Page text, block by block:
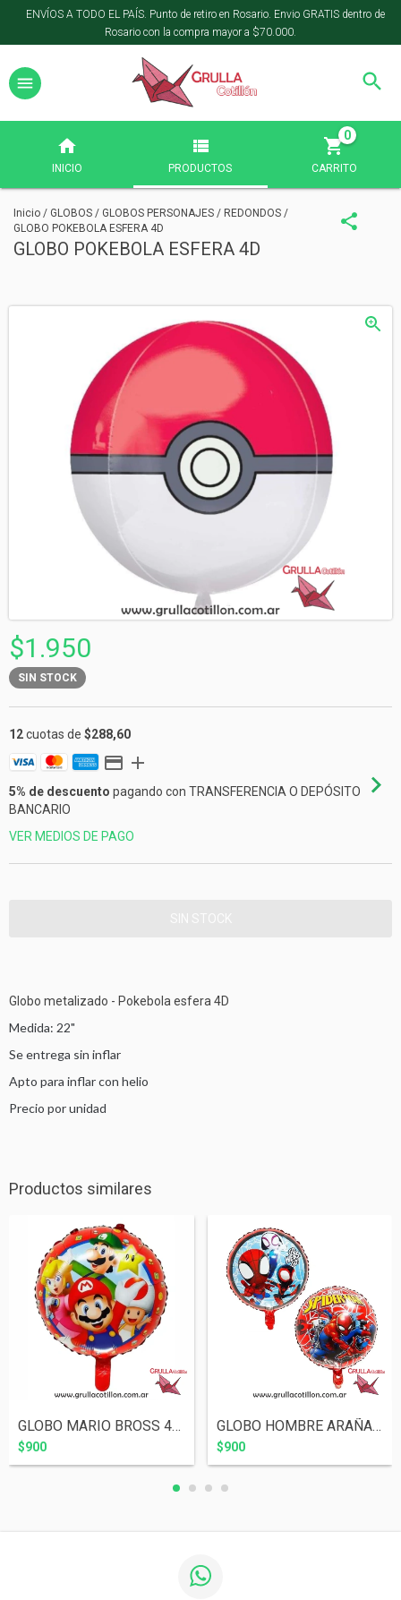
ENVÍOS A TODO EL PAÍS. Punto de retiro en Rosario. Envio GRATIS dentro de
Rosario con la compra mayor a $70.000.
INICIO PRODUCTOS CARRITO
0
Inicio / GLOBOS / GLOBOS PERSONAJES / REDONDOS /
GLOBO POKEBOLA ESFERA 4D
GLOBO POKEBOLA ESFERA 4D
$1.950
SIN STOCK
12cuotas de $288,60
5% de descuento pagando con TRANSFERENCIA O DEPÓSITO
BANCARIO
VER MEDIOS DE PAGO
Globo metalizado - Pokebola esfera 4D
Medida: 22"
Se entrega sin inflar
Apto para inflar con helio
Precio por unidad
Productos similares
GLOBO MARIO BROSS 45 cm.
$900
GLOBO HOMBRE ARAÑA Y SPIDEY 18"
$900